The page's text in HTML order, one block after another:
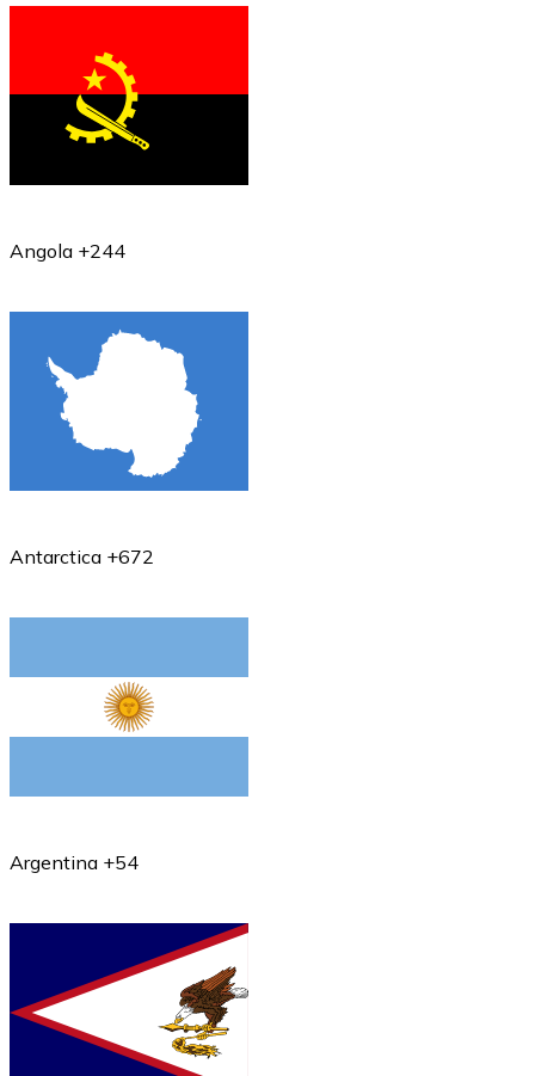
Angola +244
Antarctica +672
Argentina +54